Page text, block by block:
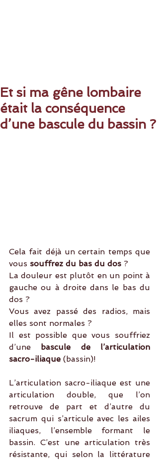
Et si ma gêne lombaire
était la conséquence
d’une bascule du bassin ?
Cela fait déjà un certain temps que
vous souffrez du bas du dos ?
La douleur est plutôt en un point à
gauche ou à droite dans le bas du
dos ?
Vous avez passé des radios, mais
elles sont normales ?
Il est possible que vous souffriez
d’une bascule de l’articulation
sacro-iliaque (bassin)!
L’articulation sacro-iliaque est une
articulation double, que l’on
retrouve de part et d’autre du
sacrum qui s’articule avec les ailes
iliaques, l’ensemble formant le
bassin. C’est une articulation très
résistante, qui selon la littérature